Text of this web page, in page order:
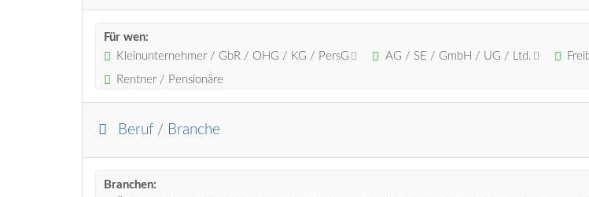
Für wen:
Kleinunternehmer / GbR / OHG / KG / PersG
AG / SE / GmbH / UG / Ltd.
Rentner / Pensionäre
Beruf / Branche
Branchen: